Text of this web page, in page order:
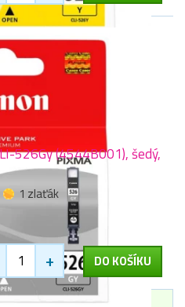
526Gy (4544B001), šedý,
1 zlaťák
+ DO KOŠÍKU